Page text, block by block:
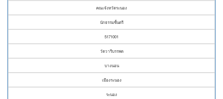
คณะจังหวัดระนอง
นักธรรมชั้นตรี
5171001
วัดวารีบรรพต
บางนอน
เมืองระนอง
ระนอง